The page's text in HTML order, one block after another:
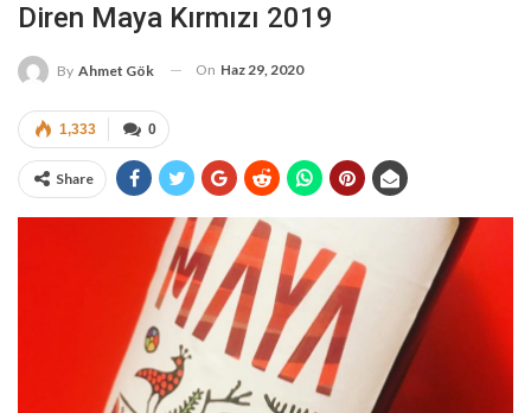
Diren Maya Kırmızı 2019
By Ahmet Gök On Haz 29, 2020
0
1,333
Share